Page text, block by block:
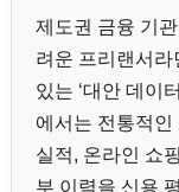
제도권 금융 기
려운 프리랜서
있는 ‘대안 데이
에서는 전통적
실적, 온라인 쇼
부 이력을 신용